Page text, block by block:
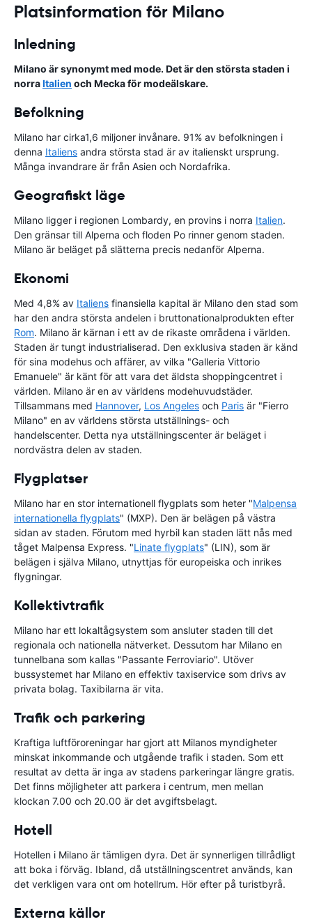
Platsinformation för Milano
Inledning
Milano är synonymt med mode. Det är den största staden i
norraItalien och Mecka för modeälskare.
Befolkning
Milano har cirka1,6 miljoner invånare. 91% av befolkningen i
denna Italiens andra största stad är av italienskt ursprung.
Många invandrare är från Asien och Nordafrika.
Geografiskt läge
Milano ligger i regionen Lombardy, en provins i norra Italien.
Den gränsar till Alperna och floden Po rinner genom staden.
Milano är beläget på slätterna precis nedanför Alperna.
Ekonomi
Med 4,8% av Italiens finansiella kapital är Milano den stad som
har den andra största andelen i bruttonationalprodukten efter
Rom. Milano är kärnan i ett av de rikaste områdena i världen.
Staden är tungt industrialiserad. Den exklusiva staden är känd
för sina modehus och affärer, av vilka "Galleria Vittorio
Emanuele" är känt för att vara det äldsta shoppingcentret i
världen. Milano är en av världens modehuvudstäder.
Tillsammans med Hannover, Los Angeles och Paris är "Fierro
Milano" en av världens största utställnings- och
handelscenter. Detta nya utställningscenter är beläget i
nordvästra delen av staden.
Flygplatser
Milano har en stor internationell flygplats som heter "Malpensa
internationella flygplats" (MXP). Den är belägen på västra
sidan av staden. Förutom med hyrbil kan staden lätt nås med
tåget Malpensa Express. "Linate flygplats" (LIN), som är
belägen i själva Milano, utnyttjas för europeiska och inrikes
flygningar.
Kollektivtrafik
Milano har ett lokaltågsystem som ansluter staden till det
regionala och nationella nätverket. Dessutom har Milano en
tunnelbana som kallas "Passante Ferroviario". Utöver
bussystemet har Milano en effektiv taxiservice som drivs av
privata bolag. Taxibilarna är vita.
Trafik och parkering
Kraftiga luftföroreningar har gjort att Milanos myndigheter
minskat inkommande och utgående trafik i staden. Som ett
resultat av detta är inga av stadens parkeringar längre gratis.
Det finns möjligheter att parkera i centrum, men mellan
klockan 7.00 och 20.00 är det avgiftsbelagt.
Hotell
Hotellen i Milano är tämligen dyra. Det är synnerligen tillrådligt
att boka i förväg. Ibland, då utställningscentret används, kan
det verkligen vara ont om hotellrum. Hör efter på turistbyrå.
Externa källor